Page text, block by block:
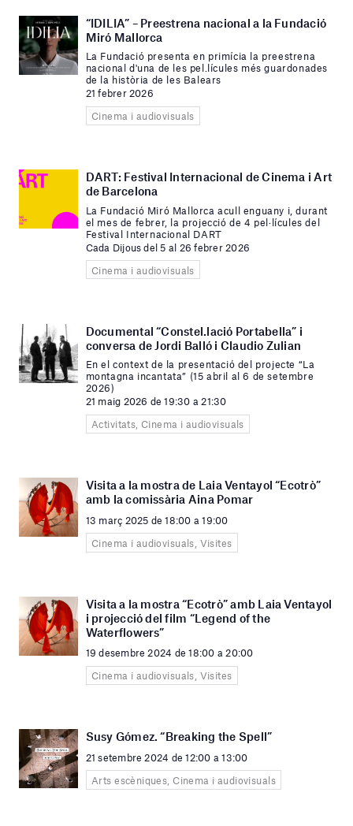
“IDILIA” – Preestrena nacional a la Fundació
Miró Mallorca
La Fundació presenta en primícia la preestrena
nacional d'una de les pel.lícules més guardonades
de la història de les Balears
21 febrer 2026
Cinema i audiovisuals
DART: Festival Internacional de Cinema i Art
de Barcelona
La Fundació Miró Mallorca acull enguany i, durant
el mes de febrer, la projecció de 4 pel·lícules del
Festival Internacional DART
Cada Dijous del 5 al 26 febrer 2026
Cinema i audiovisuals
Documental “Constel.lació Portabella” i
conversa de Jordi Balló i Claudio Zulian
En el context de la presentació del projecte “La
montagna incantata” (15 abril al 6 de setembre
2026)
21 maig 2026 de 19:30 a 21:30
Activitats, Cinema i audiovisuals
Visita a la mostra de Laia Ventayol “Ecotrò”
amb la comissària Aina Pomar
13 març 2025 de 18:00 a 19:00
Cinema i audiovisuals, Visites
Visita a la mostra “Ecotrò” amb Laia Ventayol
i projecció del film “Legend of the
Waterflowers”
19 desembre 2024 de 18:00 a 20:00
Cinema i audiovisuals, Visites
Susy Gómez. “Breaking the Spell”
21 setembre 2024 de 12:00 a 13:00
Arts escèniques, Cinema i audiovisuals